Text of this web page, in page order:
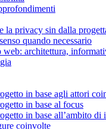
la privacy sin dalla
quando necessario
web: architettura,
in base agli attori
in base al focus
in base all’ambito di
coinvolte